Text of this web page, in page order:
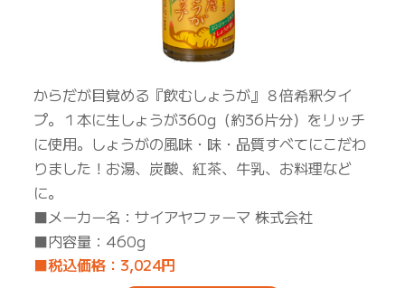
からだが目覚める『飲むしょうが』８倍希釈タイ
プ。１本に生しょうが360g（約36片分）をリッチ
に使用。しょうがの風味・味・品質すべてにこだわ
りました！お湯、炭酸、紅茶、牛乳、お料理など
に。
■メーカー名：サイアヤファーマ 株式会社
■内容量：460g
■税込価格：3,024円